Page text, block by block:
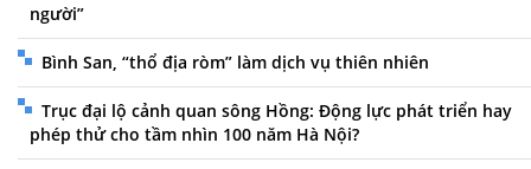
người”
Bình San, “thổ địa ròm” làm dịch vụ thiên nhiên
Trục đại lộ cảnh quan sông Hồng: Động lực phát triển hay
phép thử cho tầm nhìn 100 năm Hà Nội?